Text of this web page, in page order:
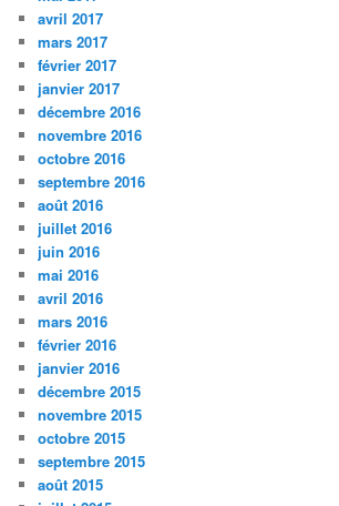
avril 2017
mars 2017
février 2017
janvier 2017
décembre 2016
novembre 2016
octobre 2016
septembre 2016
août 2016
juillet 2016
juin 2016
mai 2016
avril 2016
mars 2016
février 2016
janvier 2016
décembre 2015
novembre 2015
octobre 2015
septembre 2015
août 2015